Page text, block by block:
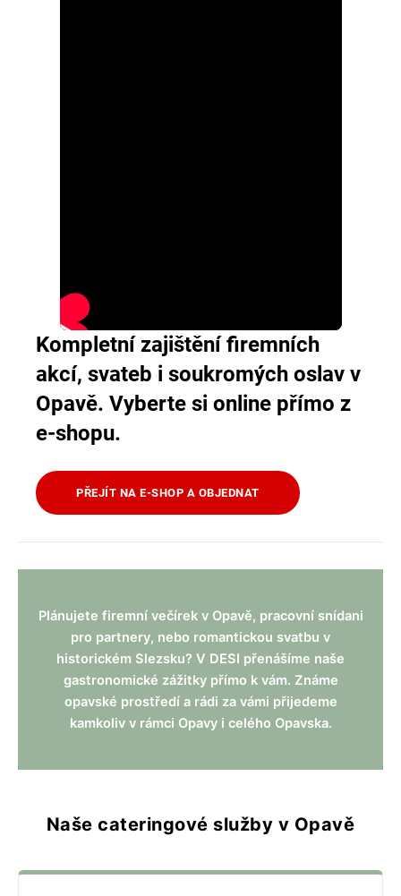
Kompletní zajištění firemních
akcí, svateb i soukromých oslav v
Opavě. Vyberte si online přímo z
e-shopu.
PŘEJÍT NA E-SHOP A OBJEDNAT
Plánujete firemní večírek v Opavě, pracovní snídani
pro partnery, nebo romantickou svatbu v
historickém Slezsku? V DESI přenášíme naše
gastronomické zážitky přímo k vám. Známe
opavské prostředí a rádi za vámi přijedeme
kamkoliv v rámci Opavy i celého Opavska.
Naše cateringové služby v Opavě